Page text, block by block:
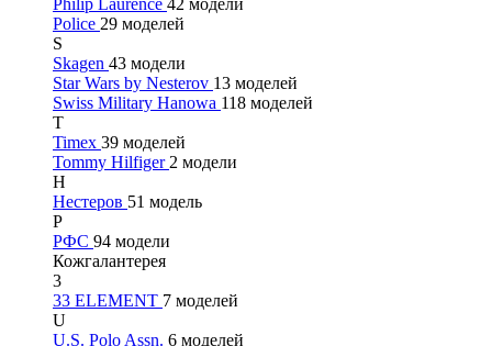
Philip Laurence 42 модели
Police 29 моделей
S
Skagen 43 модели
Star Wars by Nesterov 13 моделей
Swiss Military Hanowa 118 моделей
T
Timex 39 моделей
Tommy Hilfiger 2 модели
Н
Нестеров 51 модель
Р
РФС 94 модели
Кожгалантерея
3
33 ELEMENT 7 моделей
U
U.S. Polo Assn. 6 моделей